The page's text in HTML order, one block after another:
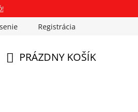
mieru Preukazové Foto
Registrácia
PRÁZDNY KOŠÍK